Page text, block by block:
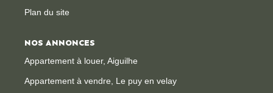
Plan du site
NOS ANNONCES
Appartement à louer, Aiguilhe
Appartement à vendre, Le puy en velay